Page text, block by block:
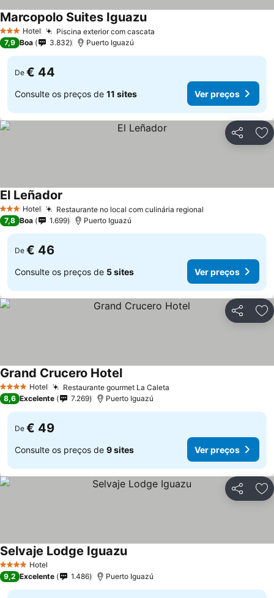
3 EstrelasHotel Piscina exterior com cascata
Marcopolo Suites Iguazu
7,9 Boa 3.832 Puerto Iguazú
De € 44
Consulte os preços de 11 sites Ver preços
Partilhar
3 EstrelasHotel Restaurante no local com culinária regional
El Leñador
7,8 Boa 1.699 Puerto Iguazú
De € 46
Consulte os preços de 5 sites Ver preços
Partilhar
4 EstrelasHotel Restaurante gourmet La Caleta
Grand Crucero Hotel
8,6 Excelente 7.269 Puerto Iguazú
De € 49
Consulte os preços de 9 sites Ver preços
Partilhar
4 EstrelasHotel
Selvaje Lodge Iguazu
9,2 Excelente 1.486 Puerto Iguazú